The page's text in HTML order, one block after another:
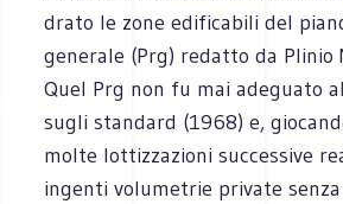
drato le zone edi­fi­ca­bili del
gene­rale (Prg) redatto da Pli­nio
Quel Prg non fu mai ade­guato
sugli stan­dard (1968) e,
molte lot­tiz­za­zioni suc­ces­sive
ingenti volu­me­trie pri­vate